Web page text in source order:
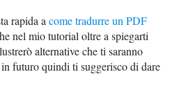
rapida acome tradurre un PDF
nel mio tutorial oltre a spiegarti
alternative che ti saranno
futuro quindi ti suggerisco di dare